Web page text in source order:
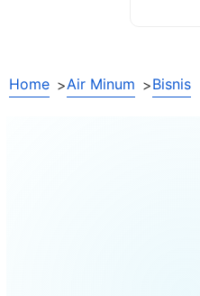
Home Air Minum Bisnis